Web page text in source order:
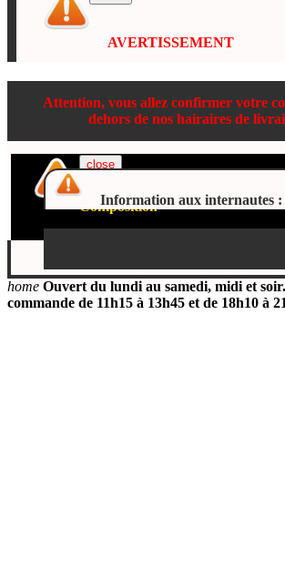
Information aux internautes :
AVERTISSEMENT
Attention, vous allez confirmer votre
dehors de nos hairaires de
close
Composition
home Ouvert du lundi au samedi, midi et
commande de 11h15 à 13h45 et de 18h10 à